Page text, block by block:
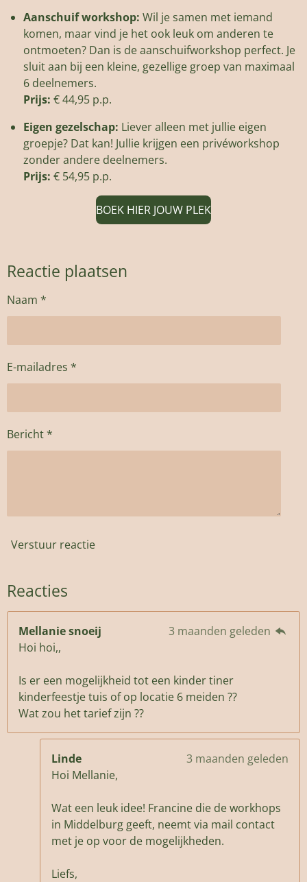
Aanschuif workshop: Wil je samen met iemand
komen, maar vind je het ook leuk om anderen te
ontmoeten? Dan is de aanschuifworkshop perfect. Je
sluit aan bij een kleine, gezellige groep van maximaal
6 deelnemers.
Prijs: € 44,95 p.p.
Eigen gezelschap: Liever alleen met jullie eigen
groepje? Dat kan! Jullie krijgen een privéworkshop
zonder andere deelnemers.
Prijs: € 54,95 p.p.
BOEK HIER JOUW PLEK
Reactie plaatsen
Naam *
E-mailadres *
Bericht *
Verstuur reactie
Reacties
Mellanie snoeij
3 maanden geleden
Hoi hoi,,
Is er een mogelijkheid tot een kinder tiner
kinderfeestje tuis of op locatie 6 meiden ??
Wat zou het tarief zijn ??
Linde
3 maanden geleden
Hoi Mellanie,
Wat een leuk idee! Francine die de workhops
in Middelburg geeft, neemt via mail contact
met je op voor de mogelijkheden.
Liefs,